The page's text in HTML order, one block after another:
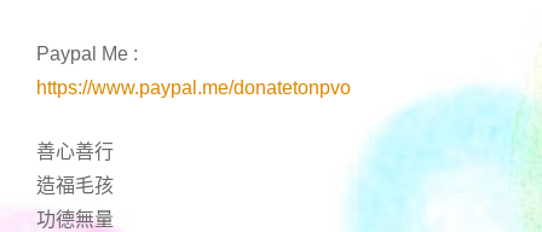
Paypal Me :
https://www.paypal.me/donatetonpvo
善心善行
造福毛孩
功德無量